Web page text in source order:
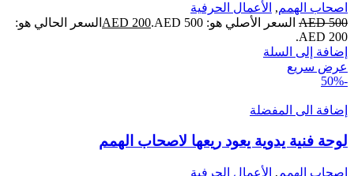
اصحاب الهمم, الأعمال الحرفية
AED500 السعر الأصلي هو: AED 500.
AED 200
السعر الحالي هو:
AED 200.
إضافة إلى السلة
عرض سريع
-50%
إضافة الى المفضلة
لوحة فنية يدوية يعود ريعها لاصحاب الهمم
اصحاب الهمم, الأعمال الحرفية